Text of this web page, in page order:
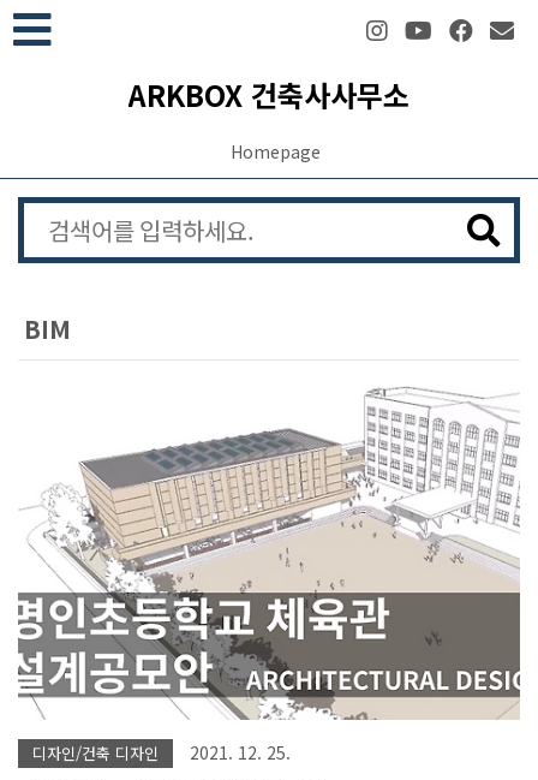
본문 바로가기
ARKBOX 건축사사무소
Homepage
BIM
디자인/건축 디자인 2021. 12. 25.